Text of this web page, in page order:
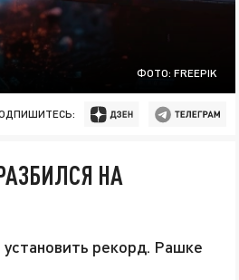
ФОТО: FREEPIK
НА
рекорд. Рашке